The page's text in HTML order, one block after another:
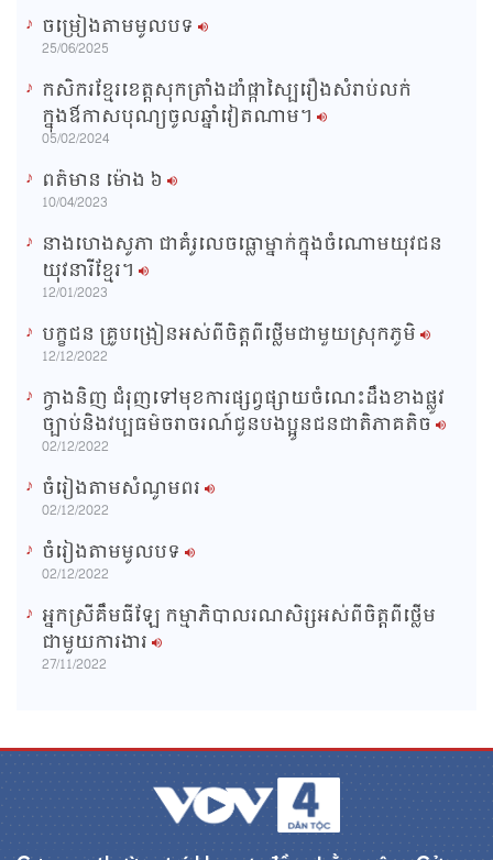
ចម្រៀងតាមមូលបទ
25/06/2025
កសិករខ្មែរខេត្តសុកត្រាំងដាំផ្កាស្បៃរឿងសំរាប់លក់
ក្នុងឳកាសបុណ្យចូលឆ្នាំវៀតណាម។
05/02/2024
ពត៌មាន ម៉ោង​ ៦
10/04/2023
នាងហេងសូភា ជាគំរូលេចធ្លោម្នាក់ក្នុងចំណោមយុវជន
យុវនារីខ្មែរ។
12/01/2023
បក្ខជន គ្រូបង្រៀនអស់ពីចិត្តពីថ្លើមជាមួយស្រុកភូមិ
12/12/2022
ក្វាងនិញ ជំរុញទៅមុខការផ្សព្វផ្សាយចំណេះដឹងខាងផ្លូវ
ច្បាប់និងវប្បធម៌ចរាចរណ៍ជូនបងប្អូនជនជាតិភាគតិច
02/12/2022
ចំរៀងតាមសំណូមពរ
02/12/2022
ចំរៀងតាមមូលបទ
02/12/2022
អ្នកស្រីគឹមធីឡែ កម្មាភិបាលរណសិរ្សអស់ពីចិត្តពីថ្លើម
ជាមួយការងារ
27/11/2022